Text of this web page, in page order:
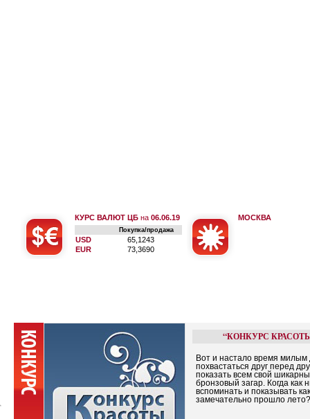
КУРС ВАЛЮТ ЦБ на 06.06.19
Покупка/продажа
USD
65,1243
EUR
73,3690
МОСКВА
“КОНКУРС
Вот и настало время
похвастаться друг перед
показать всем свой
бронзовый загар. Когда как
вспоминать и показывать как
замечательно прошло лето?